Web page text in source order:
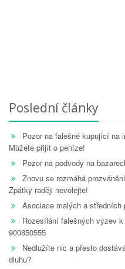
Poslední články
Pozor na falešné kupující na
Můžete přijít o peníze!
Pozor na podvody na
Znovu se rozmáhá
Zpátky raději nevolejte!
Asociace malých a středních
Rozesílání falešných výzev
900850555
Nedlužíte nic a přesto
dluhu?